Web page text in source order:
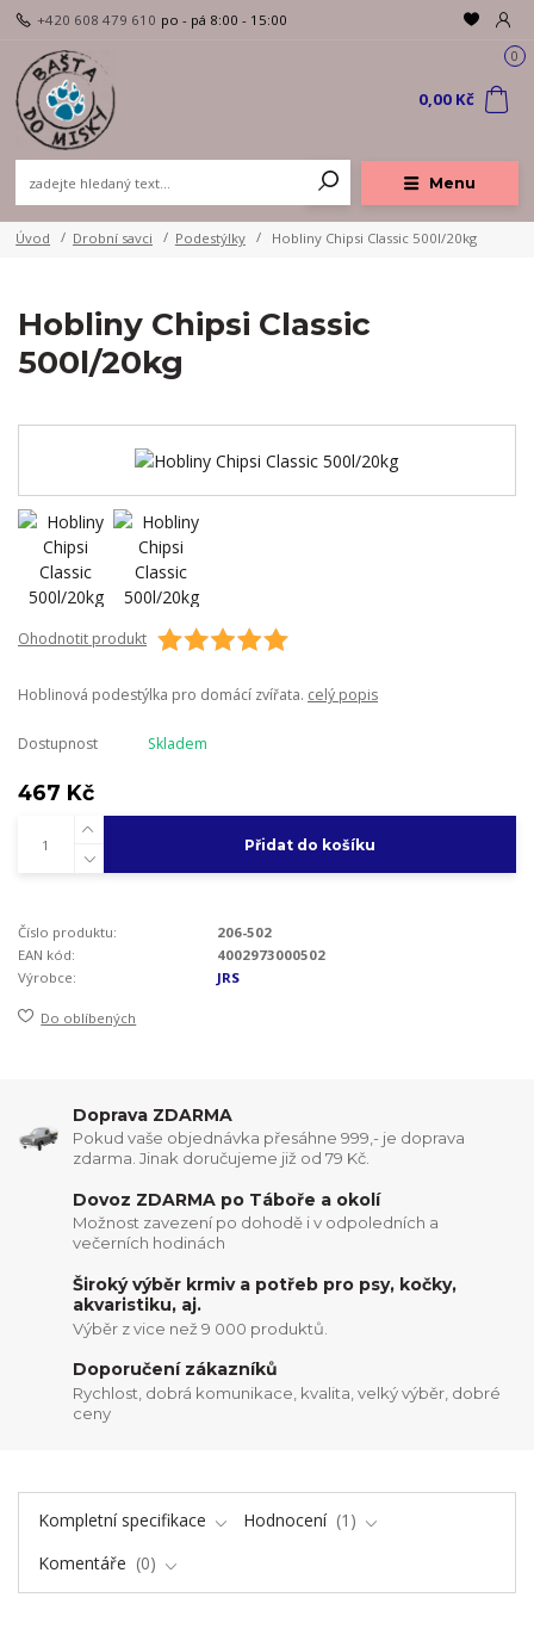
Menu
+420 608 479 610 po - pá 8:00 - 15:00
0
0,00 Kč
Úvod Drobní savci Podestýlky Hobliny Chipsi Classic 500l/20kg
Hobliny Chipsi Classic
500l/20kg
Ohodnotit produkt
Hoblinová podestýlka pro domácí zvířata. celý popis
Dostupnost Skladem
467 Kč
Přidat do košíku
Číslo produktu:
206-502
EAN kód:
4002973000502
Výrobce:
JRS
Do oblíbených
Doprava ZDARMA
Pokud vaše objednávka přesáhne 999,- je doprava
zdarma. Jinak doručujeme již od 79 Kč.
Dovoz ZDARMA po Táboře a okolí
Možnost zavezení po dohodě i v odpoledních a
večerních hodinách
Široký výběr krmiv a potřeb pro psy, kočky,
akvaristiku, aj.
Výběr z vice než 9 000 produktů.
Doporučení zákazníků
Rychlost, dobrá komunikace, kvalita, velký výběr, dobré
ceny
Kompletní specifikace Hodnocení
1
Komentáře
0